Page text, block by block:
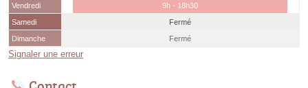
Vendredi
9h - 18h30
Samedi
Fermé
Dimanche
Fermé
Signaler une erreur